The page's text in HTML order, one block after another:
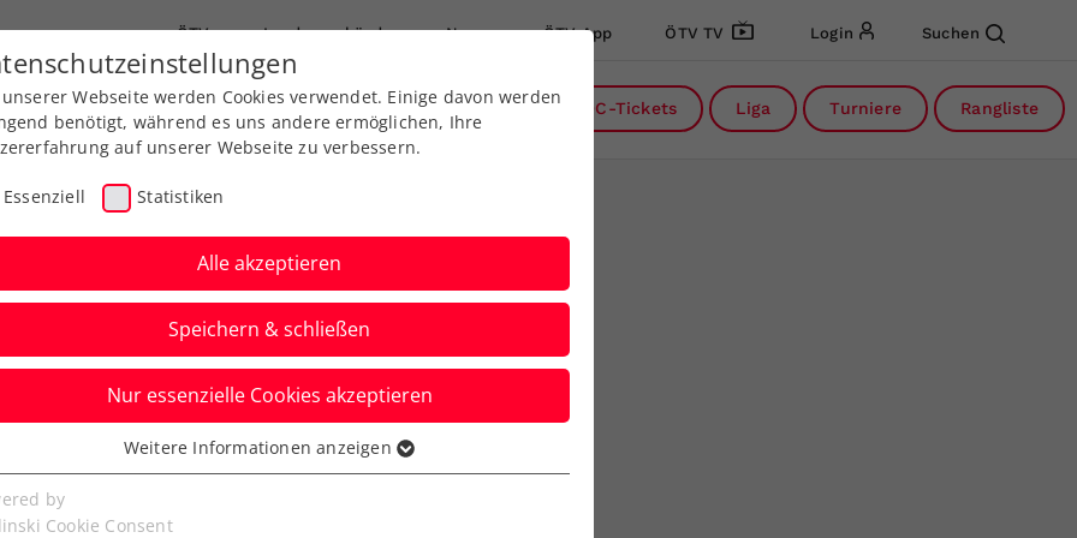
ÖTV Landesverbände News ÖTV App ÖTV TV Login Suchen
Ausbildung Services Über uns DC-Tickets Liga Turniere Rangliste
mit Stefan Edberg
Webseite werden Cookies verwendet. Einige davon werden
benötigt, während es uns andere ermöglichen, Ihre
auf unserer Webseite zu verbessern.
Essenziell Statistiken
Alle akzeptieren
Speichern & schließen
Nur essenzielle Cookies akzeptieren
Cookies werden für grundlegende Funktionen der
benötigt. Dadurch ist gewährleistet, dass die Webseite
Weitere Informationen anzeigen
by
Cookie Consent